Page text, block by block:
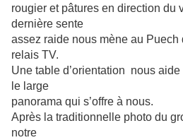
rougier et pâtures en direction du
dernière sente
assez raide nous mène au Puech
relais TV.
Une table d’orientation nous
le large
panorama qui s’offre à nous.
Après la traditionnelle photo du
notre